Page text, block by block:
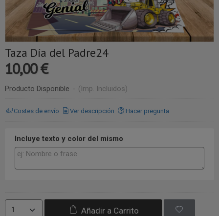
Taza Día del Padre24
10,00 €
Producto Disponible - (Imp. Incluidos)
Costes de envío Ver descripción Hacer pregunta
Incluye texto y color del mismo
Añadir a Carrito